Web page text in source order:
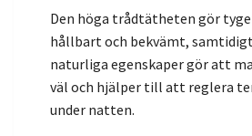
Den höga trådtätheten gör
hållbart och bekvämt,
naturliga egenskaper gör att
väl och hjälper till att reglera
under natten.